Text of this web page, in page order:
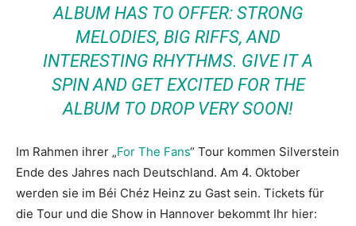
ALBUM HAS TO OFFER: STRONG
MELODIES, BIG RIFFS, AND
INTERESTING RHYTHMS. GIVE IT A
SPIN AND GET EXCITED FOR THE
ALBUM TO DROP VERY SOON!
Im Rahmen ihrer „For The Fans“ Tour kommen Silverstein
Ende des Jahres nach Deutschland. Am 4. Oktober
werden sie im Béi Chéz Heinz zu Gast sein. Tickets für
die Tour und die Show in Hannover bekommt Ihr hier: